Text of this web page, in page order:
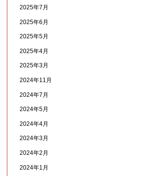
2025年7月
2025年6月
2025年5月
2025年4月
2025年3月
2024年11月
2024年7月
2024年5月
2024年4月
2024年3月
2024年2月
2024年1月